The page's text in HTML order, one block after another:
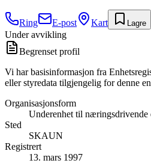
Ring E-post Kart Lagre
Under avvikling
Begrenset profil
Vi har basisinformasjon fra
eller styredata tilgjengelig for denne
Organisasjonsform
Underenhet til
Sted
SKAUN
Registrert
13. mars 1997